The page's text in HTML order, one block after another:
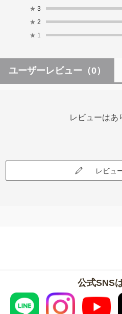
★ 3
★ 2
★ 1
ユーザーレビュー （0）
レビューはあ
レビュ
公式SNS